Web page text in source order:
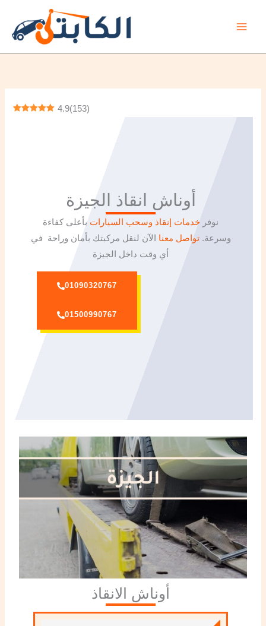
content
4.9(153)
أوناش انقاذ الجيزة
نوفر خدمات إنقاذ وسحب السيارات بأعلى كفاءة
وسرعة.تواصل معنا الآن لنقل مركبتك بأمان وراحة في
أي وقت داخل الجيزة
01090320767
01500990767
أوناش الانقاذ
c
e